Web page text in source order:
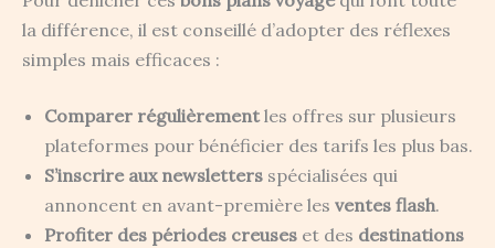
la différence, il est conseillé d’adopter des réflexes
simples mais efficaces :
Comparer régulièrementles offres sur plusieurs
plateformes pour bénéficier des tarifs les plus bas.
S’inscrire aux newsletters spécialisées qui
annoncent en avant-première les ventes flash.
Profiter des périodes creuses et des destinations